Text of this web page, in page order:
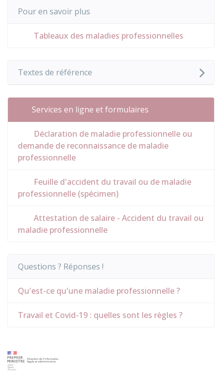
Pour en savoir plus
Tableaux des maladies professionnelles
Textes de référence
Services en ligne et formulaires
Déclaration de maladie professionnelle ou
demande de reconnaissance de maladie
professionnelle
Feuille d'accident du travail ou de maladie
professionnelle (spécimen)
Attestation de salaire - Accident du travail ou
maladie professionnelle
Questions ? Réponses !
Qu'est-ce qu'une maladie professionnelle ?
Travail et Covid-19 : quelles sont les règles ?